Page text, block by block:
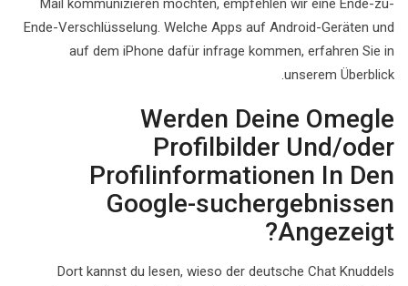
Mail kommunizieren möchten, empfehlen wir eine Ende-zu-
Ende-Verschlüsselung. Welche Apps auf Android-Geräten und
auf dem iPhone dafür infrage kommen, erfahren Sie in
unserem Überblick.
Werden Deine Omegle
Profilbilder Und/oder
Profilinformationen In Den
Google-suchergebnissen
Angezeigt?
Dort kannst du lesen, wieso der deutsche Chat Knuddels